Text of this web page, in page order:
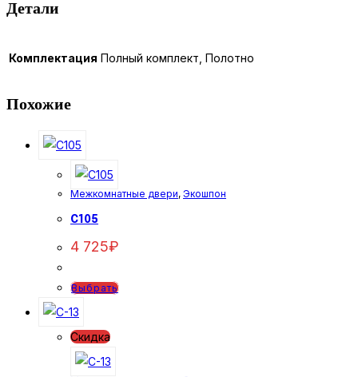
Детали
Комплектация Полный комплект, Полотно
Похожие
Межкомнатные двери, Экошпон
C105
4 725₽
ВыбратьЭтот
Скидка